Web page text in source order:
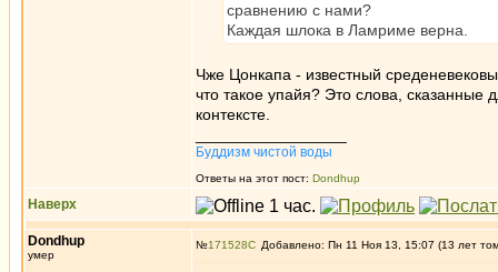
сравнению с нами?
Каждая шлока в Ламриме верна.
Чже Цонкапа - известный
что такое упайя? Это слова,
контексте.
Буддизм чистой воды
Ответы на этот пост: Dondhup
Наверх
Dondhup
умер
№171528 Добавлено: Пн 11 Ноя 13, 15:07 (13 лет